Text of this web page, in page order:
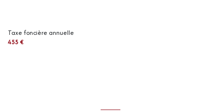
2ème étage
Taxe foncière annuelle
455 €